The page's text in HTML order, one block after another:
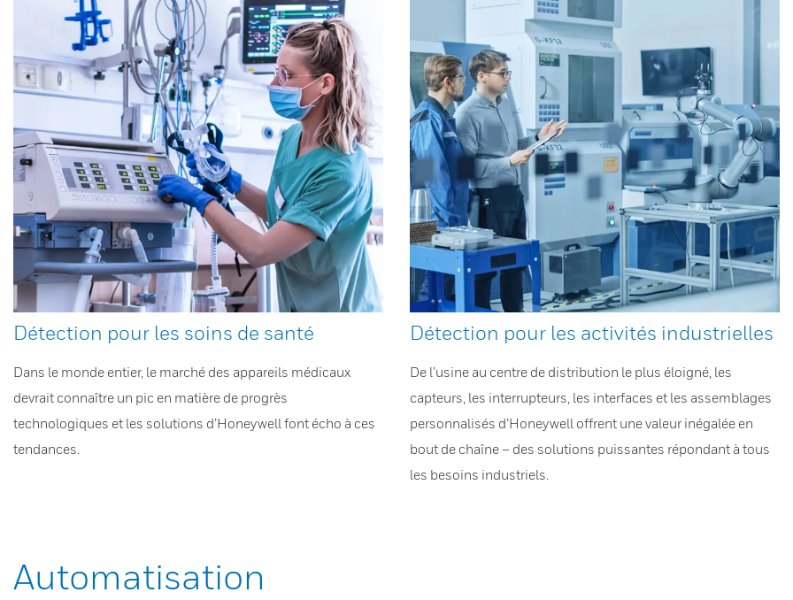
Détection pour les soins de santé
Dans le monde entier, le marché des appareils médicaux
devrait connaître un pic en matière de progrès
technologiques et les solutions d’Honeywell font écho à ces
tendances.
Détection pour les activités industrielles
De l’usine au centre de distribution le plus éloigné, les
capteurs, les interrupteurs, les interfaces et les assemblages
personnalisés d’Honeywell offrent une valeur inégalée en
bout de chaîne – des solutions puissantes répondant à tous
les besoins industriels.
Automatisation